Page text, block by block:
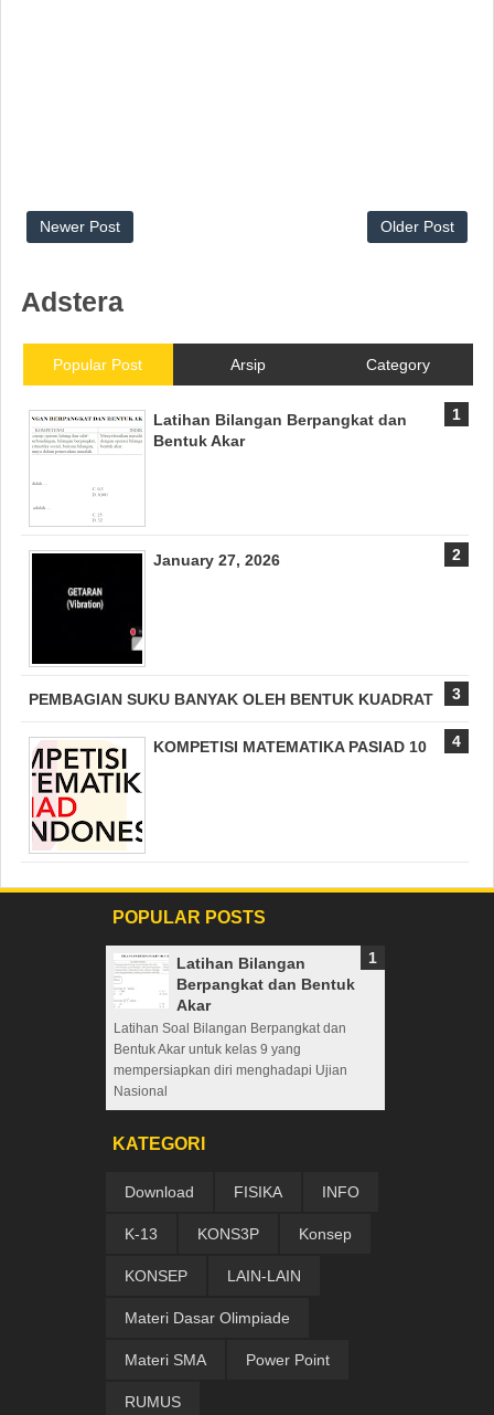
Newer Post Older Post
Adstera
Popular Post Arsip Category
Latihan Bilangan Berpangkat dan
Bentuk Akar
January 27, 2026
PEMBAGIAN SUKU BANYAK OLEH BENTUK KUADRAT
KOMPETISI MATEMATIKA PASIAD 10
POPULAR POSTS
Latihan Bilangan
Berpangkat dan Bentuk
Akar
Latihan Soal Bilangan Berpangkat dan
Bentuk Akar untuk kelas 9 yang
mempersiapkan diri menghadapi Ujian
Nasional
KATEGORI
Download FISIKA INFO
K-13 KONS3P Konsep
KONSEP LAIN-LAIN
Materi Dasar Olimpiade
Materi SMA Power Point
RUMUS